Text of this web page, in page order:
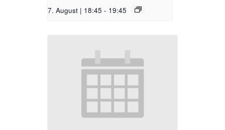
7. August | 18:45 - 19:45